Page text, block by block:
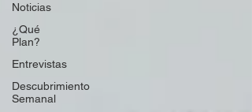
Noticias
¿Qué
Plan?
Entrevistas
Descubrimiento
Semanal